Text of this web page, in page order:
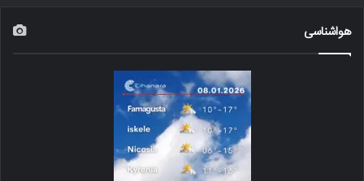
هواشناسی